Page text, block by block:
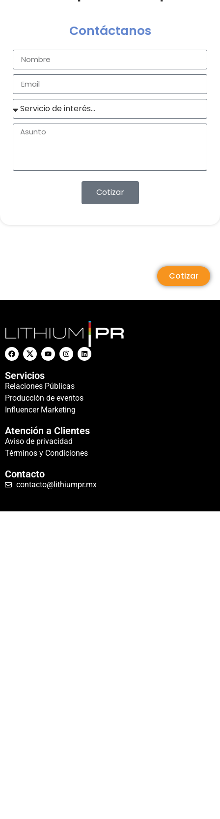
Contáctanos
Cotizar
Cotizar
Servicios
Relaciones Públicas
Producción de eventos
Influencer Marketing
Atención a Clientes
Aviso de privacidad
Términos y Condiciones
Contacto
contacto@lithiumpr.mx